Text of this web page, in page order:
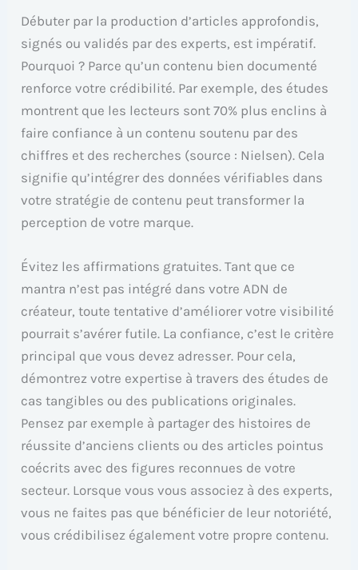
Débuter par la production d’articles approfondis,
signés ou validés par des experts, est impératif.
Pourquoi ? Parce qu’un contenu bien documenté
renforce votre crédibilité. Par exemple, des études
montrent que les lecteurs sont 70% plus enclins à
faire confiance à un contenu soutenu par des
chiffres et des recherches (source : Nielsen). Cela
signifie qu’intégrer des données vérifiables dans
votre stratégie de contenu peut transformer la
perception de votre marque.
Évitez les affirmations gratuites. Tant que ce
mantra n’est pas intégré dans votre ADN de
créateur, toute tentative d’améliorer votre visibilité
pourrait s’avérer futile. La confiance, c’est le critère
principal que vous devez adresser. Pour cela,
démontrez votre expertise à travers des études de
cas tangibles ou des publications originales.
Pensez par exemple à partager des histoires de
réussite d’anciens clients ou des articles pointus
coécrits avec des figures reconnues de votre
secteur. Lorsque vous vous associez à des experts,
vous ne faites pas que bénéficier de leur notoriété,
vous crédibilisez également votre propre contenu.